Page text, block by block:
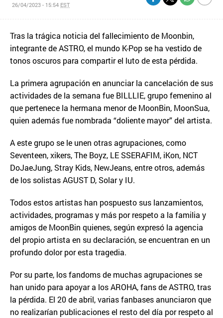
26/04/2023 - 15:54 EST
Tras la trágica noticia del fallecimiento de Moonbin,
integrante de ASTRO, el mundo K-Pop se ha vestido de
tonos oscuros para compartir el luto de esta pérdida.
La primera agrupación en anunciar la cancelación de sus
actividades de la semana fue BILLLIE, grupo femenino al
que pertenece la hermana menor de MoonBin, MoonSua,
quien además fue nombrada “doliente mayor” del artista.
A este grupo se le unen otras agrupaciones, como
Seventeen, xikers, The Boyz, LE SSERAFIM, iKon, NCT
DoJaeJung, Stray Kids, NewJeans, entre otros, además
de los solistas AGUST D, Solar y IU.
Todos estos artistas han pospuesto sus lanzamientos,
actividades, programas y más por respeto a la familia y
amigos de MoonBin quienes, según expresó la agencia
del propio artista en su declaración, se encuentran en un
profundo dolor por esta tragedia.
Por su parte, los fandoms de muchas agrupaciones se
han unido para apoyar a los AROHA, fans de ASTRO, tras
la pérdida. El 20 de abril, varias fanbases anunciaron que
no realizarían publicaciones el resto del día por respeto al